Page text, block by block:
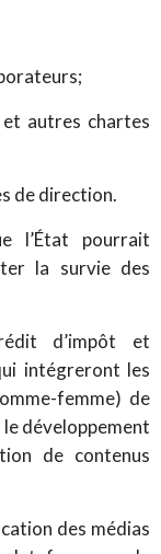
autres chartes
de direction.
l’État pourrait
la survie des
d’impôt et
intégreront les
femme) de
développement
de contenus
des médias